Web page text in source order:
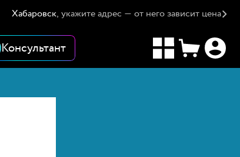
Хабаровск, укажите адрес — от него зависит цена
Консультант